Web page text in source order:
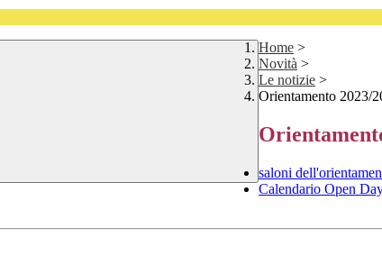
Home >
Novità >
Le notizie >
Orientamento 2023/
saloni
Calendario Open